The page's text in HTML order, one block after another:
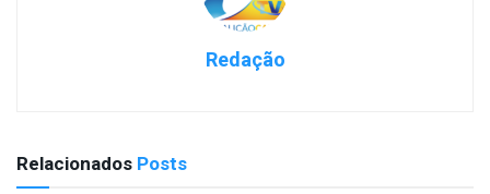
Redação
Relacionados Posts